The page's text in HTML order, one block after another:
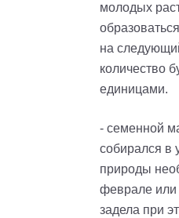
молодых
на
количество
единицами.
- семенной
собирался в
природы
феврале или
задела при